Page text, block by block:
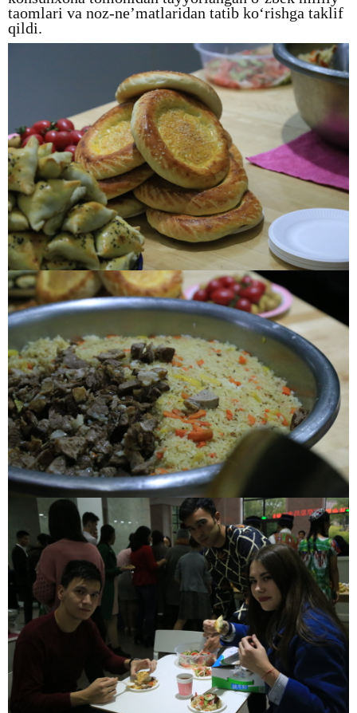
taomlari va noz-ne’matlaridan tatib ko‘rishga taklif
qildi.